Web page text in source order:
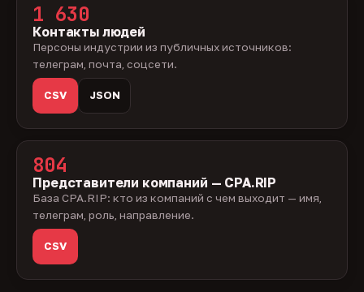
1 630
Контакты людей
Персоны индустрии из публичных источников:
телеграм, почта, соцсети.
CSV JSON
804
Представители компаний — CPA.RIP
База CPA.RIP: кто из компаний с чем выходит — имя,
телеграм, роль, направление.
CSV